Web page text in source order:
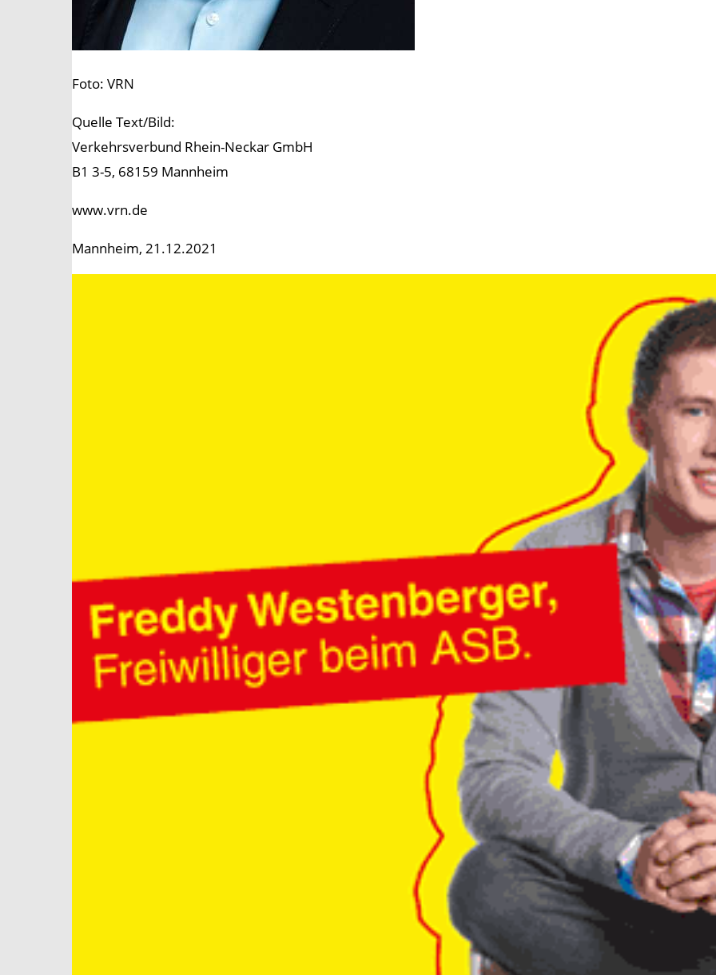
Foto: VRN
Quelle Text/Bild:
Verkehrsverbund Rhein-Neckar GmbH
B1 3-5, 68159 Mannheim
www.vrn.de
Mannheim, 21.12.2021